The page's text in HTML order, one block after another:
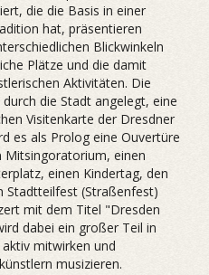
die die Basis in einer
hat, präsentieren
Blickwinkeln
Plätze und die damit
Aktivitäten. Die
die Stadt angelegt, eine
Visitenkarte der Dresdner
es als Prolog eine Ouvertüre
Mitsingoratorium, einen
einen Kindertag, den
Stadtteilfest (Straßenfest)
mit dem Titel "Dresden
dabei ein großer Teil in
mitwirken und
musizieren.